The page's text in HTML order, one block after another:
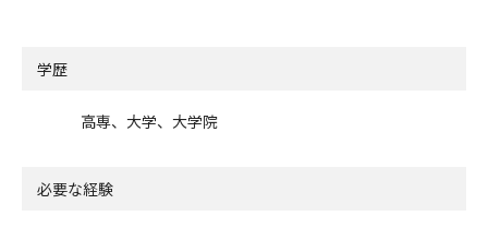
学歴
高専、大学、大学院
必要な経験